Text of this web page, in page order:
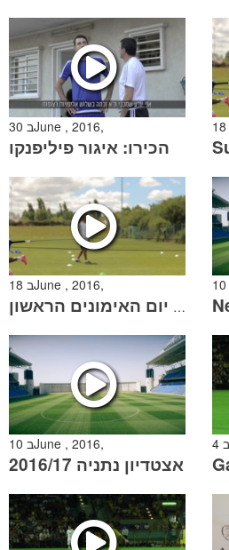
30 בJune , 2016,
הכירו: איגור פיליפנקו
18 בJune , 2016,
סיכום יום האימונים הראשון
10 בJune , 2016,
אצטדיון נתניה 2016/17